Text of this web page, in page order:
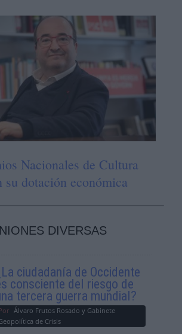
Nacionales de Cultura
su dotación económica
DIVERSAS
ciudadanía de Occidente
consciente del riesgo de
tercera guerra mundial?
Álvaro Frutos Rosado y Gabinete
de Crisis